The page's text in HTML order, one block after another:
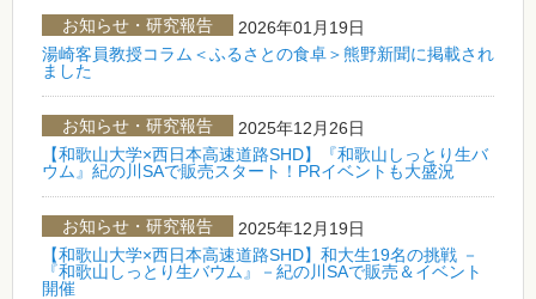
お知らせ・研究報告
2026年01月19日
湯崎客員教授コラム＜ふるさとの食卓＞熊野新聞に掲載され
ました
お知らせ・研究報告
2025年12月26日
【和歌山大学×西日本高速道路SHD】『和歌山しっとり生バ
ウム』紀の川SAで販売スタート！PRイベントも大盛況
お知らせ・研究報告
2025年12月19日
【和歌山大学×西日本高速道路SHD】和大生19名の挑戦 －
『和歌山しっとり生バウム』－紀の川SAで販売＆イベント
開催